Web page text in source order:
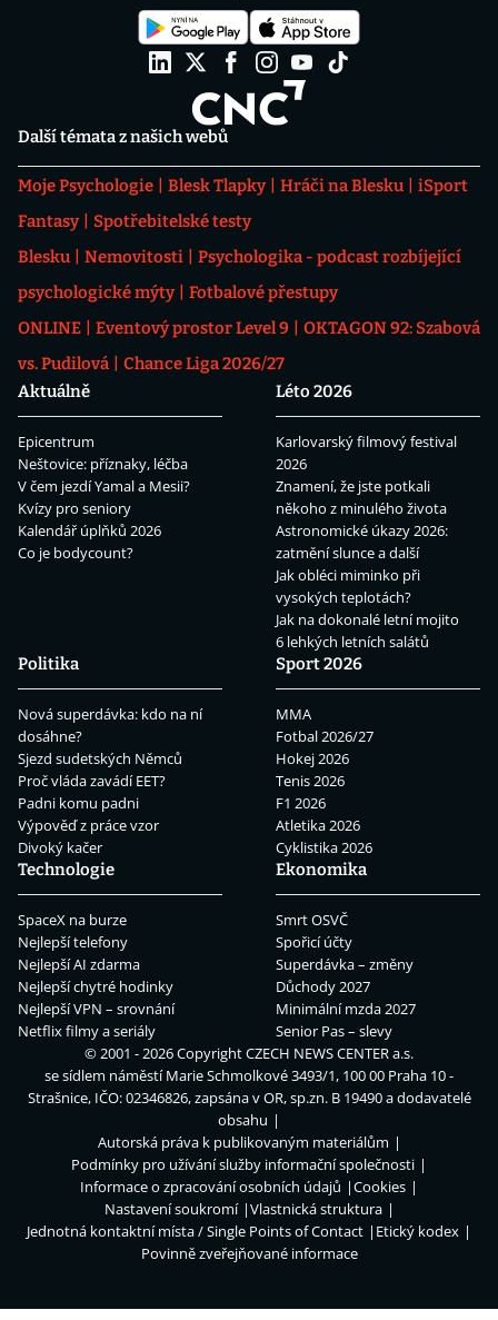
Další témata z našich webů
Moje Psychologie Blesk Tlapky Hráči na Blesku
iSport
Fantasy
Spotřebitelské testy
Blesku
Nemovitosti
Psychologika - podcast rozbíjející
psychologické mýty
Fotbalové přestupy
ONLINE
Eventový prostor Level 9
OKTAGON 92: Szabová
vs. Pudilová
Chance Liga 2026/27
Aktuálně
Epicentrum
Neštovice: příznaky, léčba
V čem jezdí Yamal a Mesii?
Kvízy pro seniory
Kalendář úplňků 2026
Co je bodycount?
Léto 2026
Karlovarský filmový festival
2026
Znamení, že jste potkali
někoho z minulého života
Astronomické úkazy 2026:
zatmění slunce a další
Jak obléci miminko při
vysokých teplotách?
Jak na dokonalé letní mojito
6 lehkých letních salátů
Politika
Nová superdávka: kdo na ní
dosáhne?
Sjezd sudetských Němců
Proč vláda zavádí EET?
Padni komu padni
Výpověď z práce vzor
Divoký kačer
Sport 2026
MMA
Fotbal 2026/27
Hokej 2026
Tenis 2026
F1 2026
Atletika 2026
Cyklistika 2026
Technologie
SpaceX na burze
Nejlepší telefony
Nejlepší AI zdarma
Nejlepší chytré hodinky
Nejlepší VPN – srovnání
Netflix filmy a seriály
Ekonomika
Smrt OSVČ
Spořicí účty
Superdávka – změny
Důchody 2027
Minimální mzda 2027
Senior Pas – slevy
© 2001 - 2026 CopyrightCZECH NEWS CENTER a.s.
se sídlem náměstí Marie Schmolkové 3493/1, 100 00 Praha 10 -
Strašnice, IČO: 02346826, zapsána v OR, sp.zn. B 19490 a dodavatelé
obsahu
Autorská práva k publikovaným materiálům
Podmínky pro užívání služby informační společnosti
Informace o zpracování osobních údajů
Cookies
Nastavení soukromí
Vlastnická struktura
Jednotná kontaktní místa / Single Points of Contact
Etický kodex
Povinně zveřejňované informace